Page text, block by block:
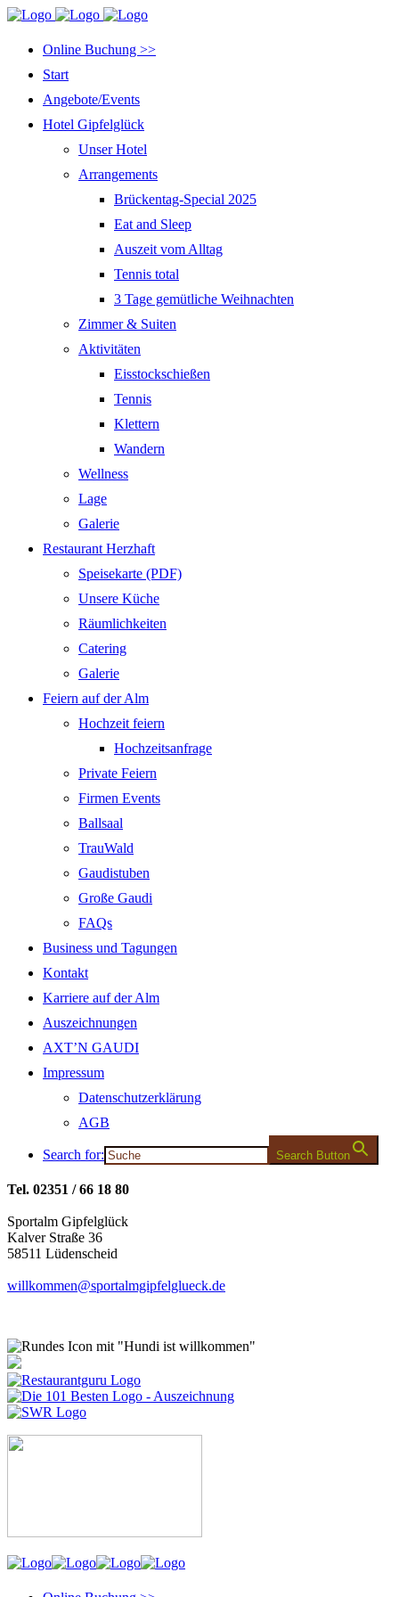
Online Buchung >>
Start
Angebote/Events
Hotel Gipfelglück
Unser Hotel
Arrangements
Brückentag-Special 2025
Eat and Sleep
Auszeit vom Alltag
Tennis total
3 Tage gemütliche Weihnachten
Zimmer & Suiten
Aktivitäten
Eisstockschießen
Tennis
Klettern
Wandern
Wellness
Lage
Galerie
Restaurant Herzhaft
Speisekarte (PDF)
Unsere Küche
Räumlichkeiten
Catering
Galerie
Feiern auf der Alm
Hochzeit feiern
Hochzeitsanfrage
Private Feiern
Firmen Events
Ballsaal
TrauWald
Gaudistuben
Große Gaudi
FAQs
Business und Tagungen
Kontakt
Karriere auf der Alm
Auszeichnungen
AXT’N GAUDI
Impressum
Datenschutzerklärung
AGB
Search for: Search Button
Tel. 02351 / 66 18 80
Sportalm Gipfelglück
Kalver Straße 36
58511 Lüdenscheid
willkommen@sportalmgipfelglueck.de